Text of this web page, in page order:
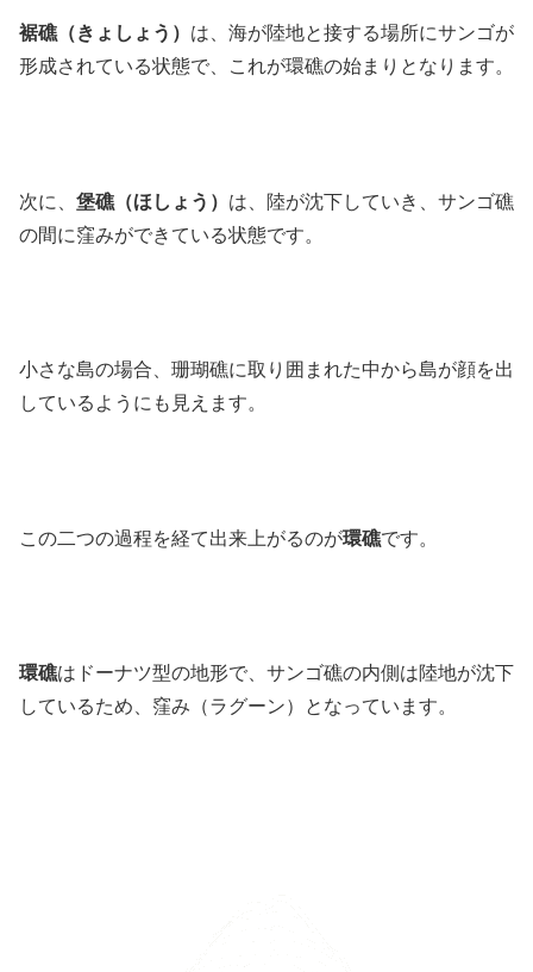
裾礁（きょしょう） は、海が陸地と接する場所にサンゴが
形成されている状態で、これが環礁の始まりとなります。
次に、 堡礁（ほしょう） は、陸が沈下していき、サンゴ礁
の間に窪みができている状態です。
小さな島の場合、珊瑚礁に取り囲まれた中から島が顔を出
しているようにも見えます。
この二つの過程を経て出来上がるのが環礁です。
環礁はドーナツ型の地形で、サンゴ礁の内側は陸地が沈下
しているため、窪み（ラグーン）となっています。